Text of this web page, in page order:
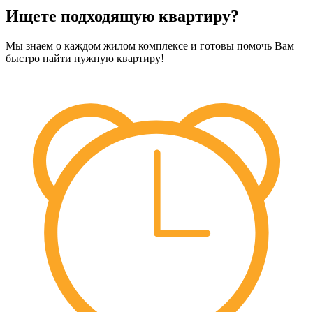
Ищете подходящую квартиру?
Мы знаем о каждом жилом комплексе и готовы помочь Вам
быстро найти нужную квартиру!